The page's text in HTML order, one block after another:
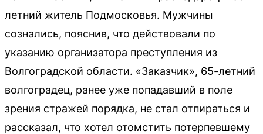
летний житель Подмосковья. Мужчины
сознались, пояснив, что действовали по
указанию организатора преступления из
Волгоградской области. «Заказчик», 65-летний
волгоградец, ранее уже попадавший в поле
зрения стражей порядка, не стал отпираться и
рассказал, что хотел отомстить потерпевшему